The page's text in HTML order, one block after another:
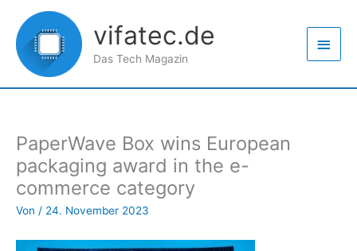
Inhalt
springen
vifatec.de
Das Tech Magazin
PaperWave Box wins European
packaging award in the e-
commerce category
Von / 24. November 2023